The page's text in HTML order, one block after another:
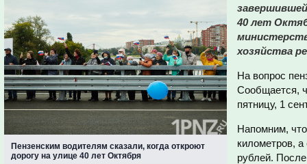
Пензенским водителям сказали, когда откроют
дорогу на улице 40 лет Октября
40 лет
хозяйства
На вопрос
Сообщается,
пятницу, 1
Напомним,
километров,
рублей. После